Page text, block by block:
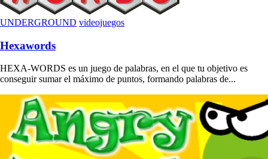
UNDERGROUND videojuegos
Hexawords
HEXA-WORDS es un juego de palabras, en el que tu objetivo es
conseguir sumar el máximo de puntos, formando palabras de...